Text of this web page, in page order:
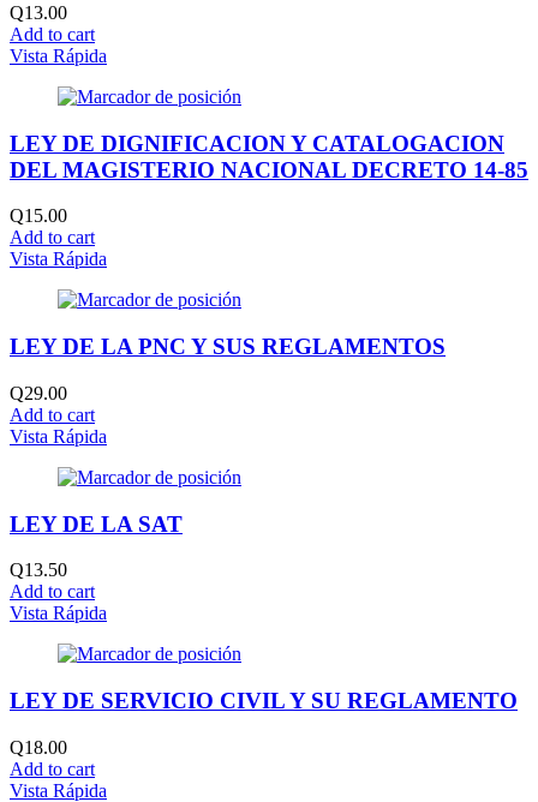
Q13.00
Add to cart
Vista Rápida
LEY DE DIGNIFICACION Y CATALOGACION
DEL MAGISTERIO NACIONAL DECRETO 14-85
Q15.00
Add to cart
Vista Rápida
LEY DE LA PNC Y SUS REGLAMENTOS
Q29.00
Add to cart
Vista Rápida
LEY DE LA SAT
Q13.50
Add to cart
Vista Rápida
LEY DE SERVICIO CIVIL Y SU REGLAMENTO
Q18.00
Add to cart
Vista Rápida